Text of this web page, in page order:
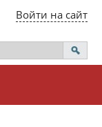
Войти на сайт